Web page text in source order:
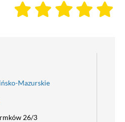
Mazurskie
26/3